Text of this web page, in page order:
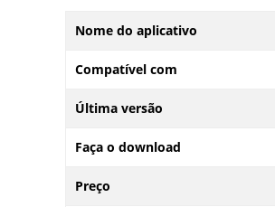
Nome do aplicativo
Compatível com
Última versão
Faça o download
Preço